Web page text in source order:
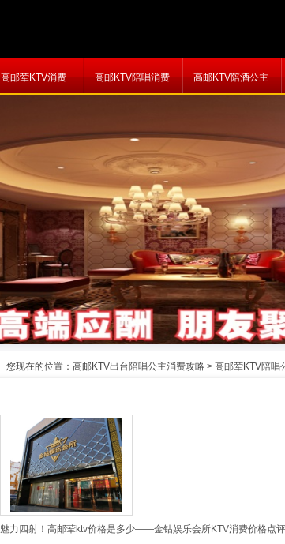
高邮荤KTV消费 高邮KTV陪唱消费 高邮KTV陪酒公主
您现在的位置： 高邮KTV出台陪唱公主消费攻略 > 高邮荤KTV陪唱
魅力四射！高邮荤ktv价格是多少——金钻娱乐会所KTV消费价格点评